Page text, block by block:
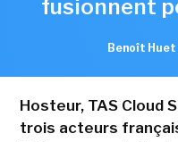
fusionnent
Benoît Huet
Hosteur, TAS Cloud
trois acteurs